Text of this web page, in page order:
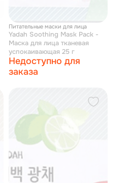
Питательные маски для лица
Yadah Soothing Mask Pack -
Маска для лица тканевая
успокаивающая 25 г
Недоступно для
заказа